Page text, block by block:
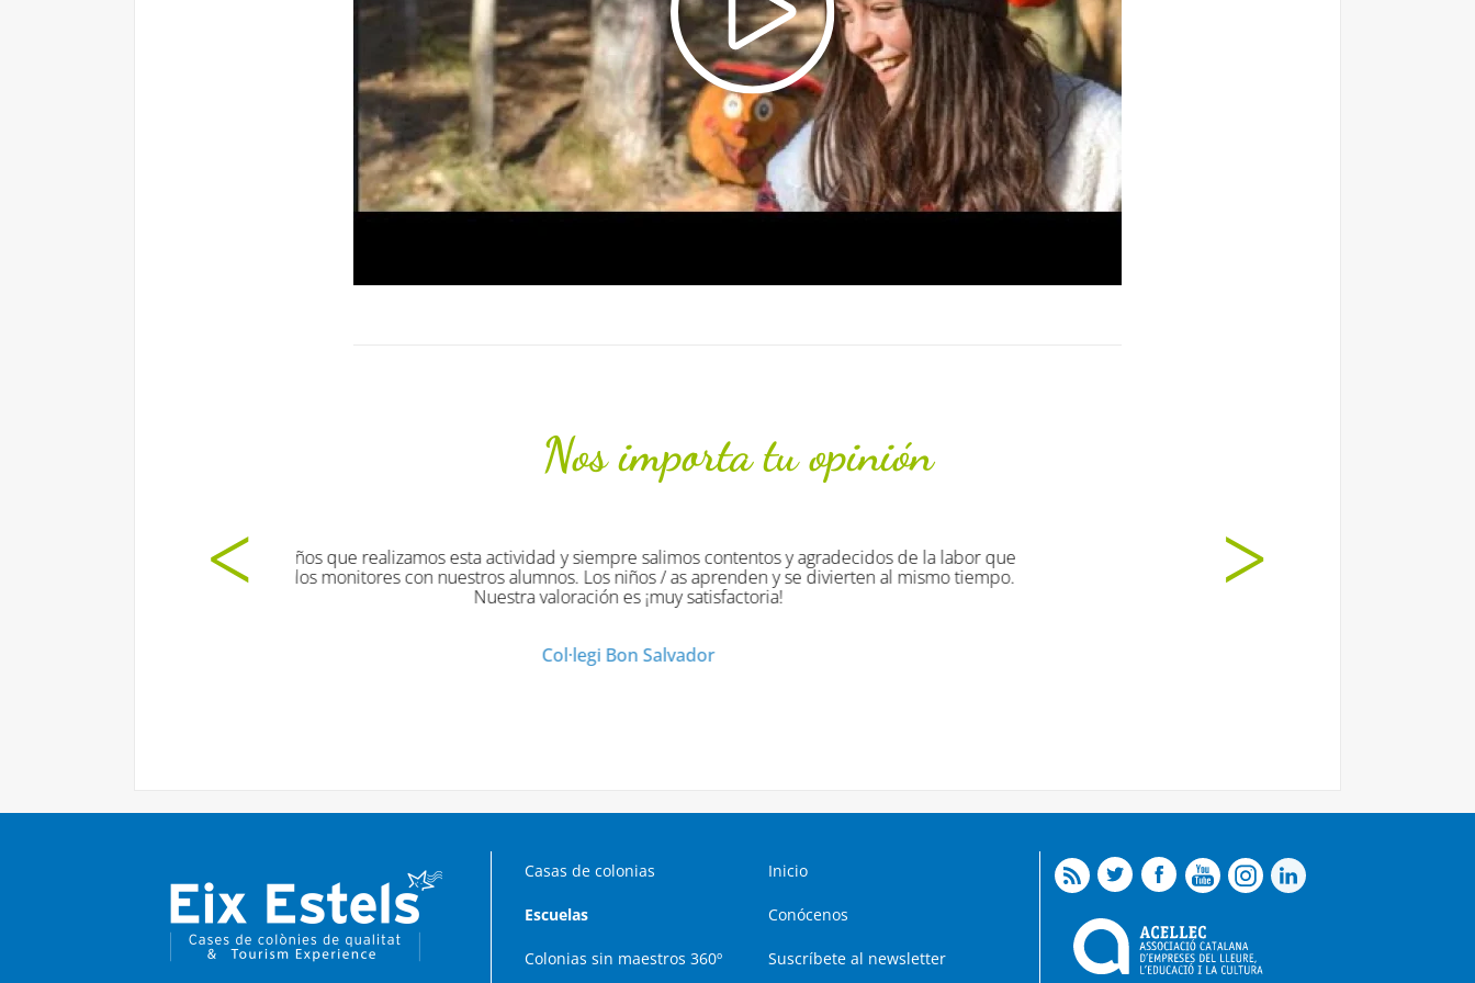
Nos importa tu opinión
Las dinámicas han sido originales divertidas y muy provechosas. ¡Han disfrutado muuuucho!
Col·legi Virgen de la Salud
Casas de colonias Inicio
Escuelas Conócenos
Colonias sin maestros 360º Suscríbete al newsletter